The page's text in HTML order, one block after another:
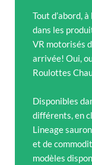
Tout d’abord,
dans les
VR motorisés
arrivée! Oui,
Roulottes
Disponibles
différents, en
Lineage
et de
modèles